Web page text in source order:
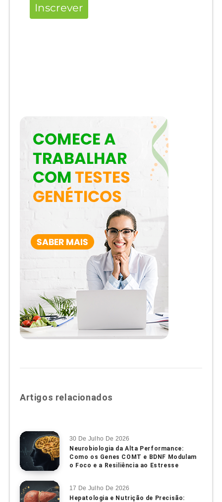
Inscrever
Artigos relacionados
30 De Julho De 2026
Neurobiologia da Alta Performance:
Como os Genes COMT e BDNF Modulam
o Foco e a Resiliência ao Estresse
17 De Julho De 2026
Hepatologia e Nutrição de Precisão: